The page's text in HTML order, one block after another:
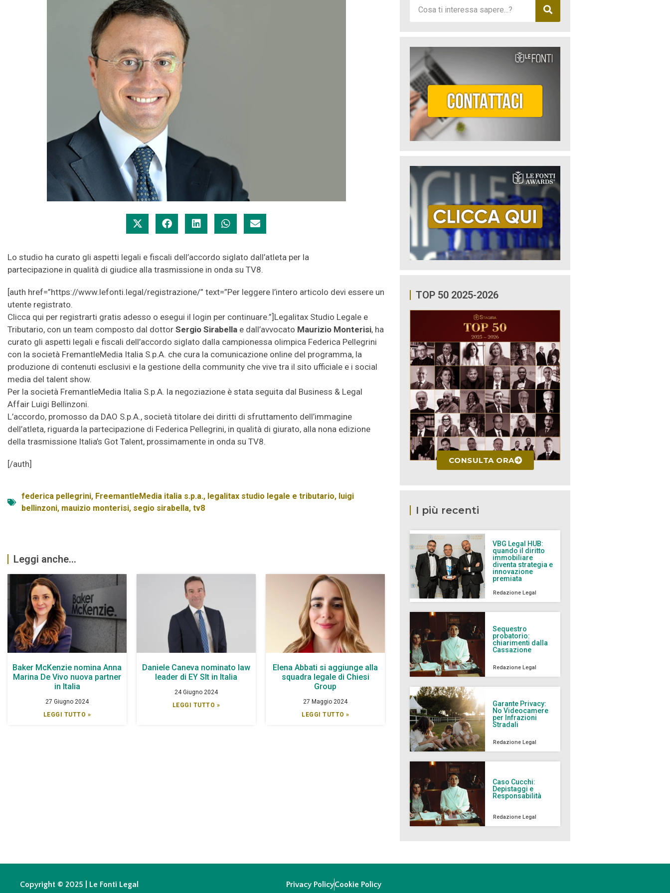
Lo studio ha curato gli aspetti legali e fiscali dell’accordo siglato dall’atleta per la
partecipazione in qualità di giudice alla trasmissione in onda su TV8.
[auth href=”https://www.lefonti.legal/registrazione/” text=”Per leggere l’intero articolo devi essere un
utente registrato.
Clicca qui per registrarti gratis adesso o esegui il login per continuare.”]Legalitax Studio Legale e
Tributario, con un team composto dal dottor Sergio Sirabella e dall’avvocato Maurizio Monterisi, ha
curato gli aspetti legali e fiscali dell’accordo siglato dalla campionessa olimpica Federica Pellegrini
con la società FremantleMedia Italia S.p.A. che cura la comunicazione online del programma, la
produzione di contenuti esclusivi e la gestione della community che vive tra il sito ufficiale e i social
media del talent show.
Per la società FremantleMedia Italia S.p.A. la negoziazione è stata seguita dal Business & Legal
Affair Luigi Bellinzoni.
L’accordo, promosso da DAO S.p.A., società titolare dei diritti di sfruttamento dell’immagine
dell’atleta, riguarda la partecipazione di Federica Pellegrini, in qualità di giurato, alla nona edizione
della trasmissione Italia’s Got Talent, prossimamente in onda su TV8.
[/auth]
federica pellegrini, FreemantleMedia italia s.p.a., legalitax studio legale e tributario, luigi
bellinzoni, mauizio monterisi, segio sirabella, tv8
Leggi anche...
Baker McKenzie nomina Anna
Marina De Vivo nuova partner
in Italia
27 Giugno 2024
LEGGI TUTTO »
Daniele Caneva nominato law
leader di EY Slt in Italia
24 Giugno 2024
LEGGI TUTTO »
Elena Abbati si aggiunge alla
squadra legale di Chiesi
Group
27 Maggio 2024
LEGGI TUTTO »
TOP 50 2025-2026
CONSULTA ORA
I più recenti
VBG Legal HUB:
quando il diritto
immobiliare
diventa strategia e
innovazione
premiata
Redazione Legal
Sequestro
probatorio:
chiarimenti dalla
Cassazione
Redazione Legal
Garante Privacy:
No Videocamere
per Infrazioni
Stradali
Redazione Legal
Caso Cucchi:
Depistaggi e
Responsabilità
Redazione Legal
Copyright © 2025 | Le Fonti Legal Privacy PolicyCookie Policy